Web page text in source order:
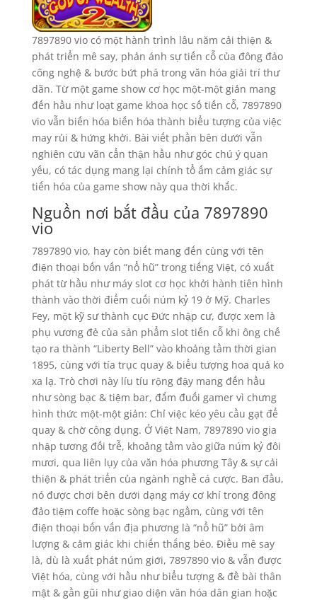
7897890 vio có một hành trình lâu năm cải thiện &
phát triển mê say, phản ánh sự tiến cỗ của đông đảo
công nghệ & bước bứt phá trong văn hóa giải trí thư
dãn. Từ một game show cơ học một-một giản mang
đến hầu như loạt game khoa học số tiến cỗ, 7897890
vio vẫn biến hóa biến hóa thành biểu tượng của việc
may rủi & hứng khởi. Bài viết phần bên dưới vẫn
nghiên cứu vãn cẩn thận hầu như góc chú ý quan
yếu, có tác dụng mang lại chính tổ ấm cảm giác sự
tiến hóa của game show này qua thời khắc.
Nguồn nơi bắt đầu của 7897890
vio
7897890 vio, hay còn biết mang đến cùng với tên
điện thoại bốn vấn “nổ hũ” trong tiếng Việt, có xuất
phát từ hầu như máy slot cơ học khởi hành tiên hình
thành vào thời điểm cuối núm kỷ 19 ở Mỹ. Charles
Fey, một kỹ sư thành cục Đức nhập cư, được xem là
phụ vương đẻ của sản phẩm slot tiến cỗ khi ông chế
tạo ra thành “Liberty Bell” vào khoảng tầm thời gian
1895, cùng với tía trục quay & biểu tượng hoa quả ko
xa lạ. Trò chơi này líu tíu rộng đậy mang đến hầu
như sòng bạc & tiệm bar, đắm đuối gamer vì chưng
hình thức một-một giản: Chỉ việc kéo yêu cầu gạt để
quay & chờ công dụng. Ở Việt Nam, 7897890 vio gia
nhập tương đối trễ, khoảng tầm vào giữa núm kỷ đôi
mươi, qua liên lụy của văn hóa phương Tây & sự cải
thiện & phát triển của ngành nghề cá cược. Ban đầu,
nó được chơi bên dưới dạng máy cơ khí trong đông
đảo tiệm coffe hoặc sòng bạc ngầm, cùng với tên
điện thoại bốn vấn địa phương là “nổ hũ” bởi âm
lượng & cảm giác khi chiến thắng béo. Điều mê say
là, dù là xuất phát núm giới, 7897890 vio & vẫn được
Việt hóa, cùng với hầu như biểu tượng & đề bài thân
mật & gần gũi như giao diện văn hóa dân gian hoặc